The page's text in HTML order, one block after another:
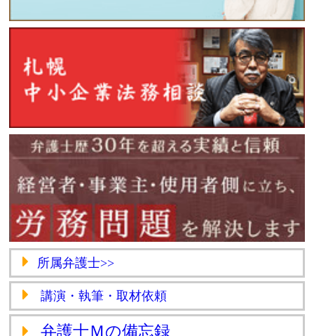
所属弁護士>>
講演・執筆・取材依頼
弁護士Ｍの備忘録